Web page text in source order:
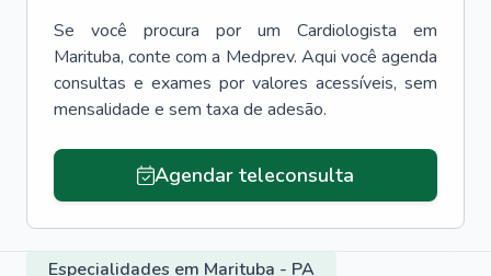
Se você procura por um Cardiologista
em
Marituba, conte com a Medprev. Aqui você agenda
consultas e exames por valores acessíveis, sem
mensalidade e sem taxa de adesão.
Agendar teleconsulta
Especialidades em Marituba - PA